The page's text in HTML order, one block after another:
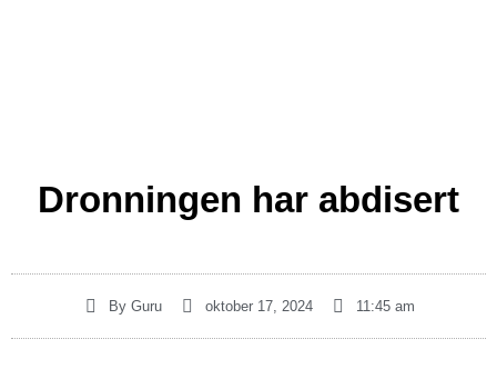
Dronningen har abdisert
By Guru oktober 17, 2024 11:45 am